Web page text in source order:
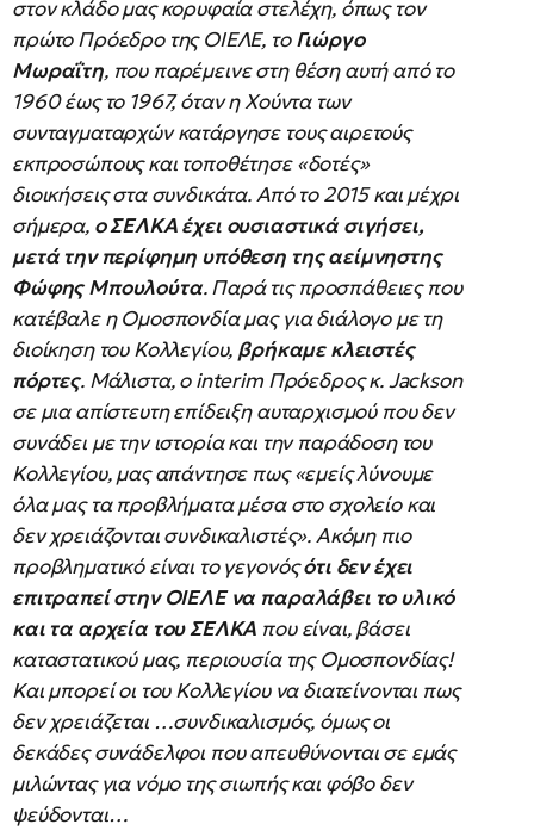
στον κλάδο μας κορυφαία στελέχη, όπως τον
πρώτο Πρόεδρο της ΟΙΕΛΕ, τοΓιώργο
Μωραΐτη, που παρέμεινε στη θέση αυτή από το
1960 έως το 1967, όταν η Χούντα των
συνταγματαρχών κατάργησε τους αιρετούς
εκπροσώπους και τοποθέτησε «δοτές»
διοικήσεις στα συνδικάτα. Από το 2015 και μέχρι
σήμερα, ο ΣΕΛΚΑ έχει ουσιαστικά σιγήσει,
μετά την περίφημη υπόθεση της αείμνηστης
Φώφης Μπουλούτα. Παρά τις προσπάθειες που
κατέβαλε η Ομοσπονδία μας για διάλογο με τη
διοίκηση του Κολλεγίου, βρήκαμε κλειστές
πόρτες. Μάλιστα, ο interim Πρόεδρος κ. Jackson
σε μια απίστευτη επίδειξη αυταρχισμού που δεν
συνάδει με την ιστορία και την παράδοση του
Κολλεγίου, μας απάντησε πως «εμείς λύνουμε
όλα μας τα προβλήματα μέσα στο σχολείο και
δεν χρειάζονται συνδικαλιστές». Ακόμη πιο
προβληματικό είναι το γεγονόςότι δεν έχει
επιτραπεί στην ΟΙΕΛΕ να παραλάβει το υλικό
και τα αρχεία του ΣΕΛΚΑ που είναι, βάσει
καταστατικού μας, περιουσία της Ομοσπονδίας!
Και μπορεί οι του Κολλεγίου να διατείνονται πως
δεν χρειάζεται …συνδικαλισμός, όμως οι
δεκάδες συνάδελφοι που απευθύνονται σε εμάς
μιλώντας για νόμο της σιωπής και φόβο δεν
ψεύδονται…